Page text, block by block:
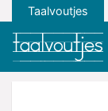
Taalvoutjes